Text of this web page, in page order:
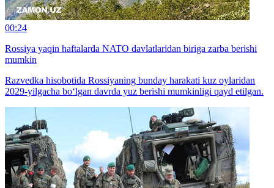
00:24
Rossiya yaqin haftalarda NATO davlatlaridan biriga zarba berishi
mumkin
Razvedka hisobotida Rossiyaning bunday harakati kuz oylaridan
2029-yilgacha bo‘lgan davrda yuz berishi mumkinligi qayd etilgan.